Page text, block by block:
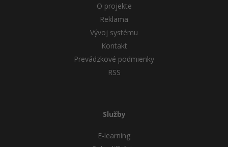
O projekte
Reklama
Vývoj systému
Kontakt
Prevádzkové podmienky
RSS
Služby
E-learning